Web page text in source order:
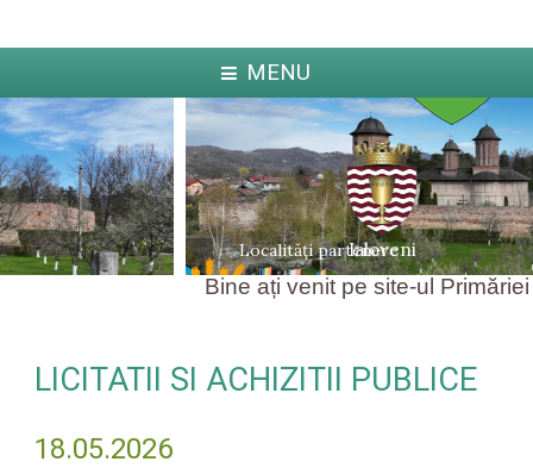
MENU
Localități partenere
Ialoveni
Bine ați venit pe site-ul Primăriei
LICITATII SI ACHIZITII PUBLICE
18.05.2026